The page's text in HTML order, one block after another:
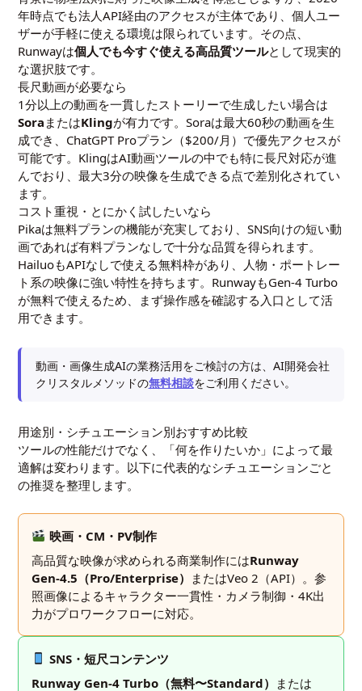
年時点でも法人API経由のアクセスが主体であり、個人ユー
ザーが手軽に使える環境は限られています。その点、
Runwayは個人でも今すぐ使える高品質ツールとして現実的
な選択肢です。
長尺動画が必要なら
1分以上の動画を一貫したストーリーで生成したい場合は
Sora またはKlingが有力です。Soraは最大60秒の動画を生
成でき、ChatGPT Proプラン（$200/月）で優先アクセスが
可能です。KlingはAI動画ツールの中でも特に長尺対応が進
んでおり、最大3分の映像を生成できる点で差別化されてい
ます。
コスト重視・とにかく試したいなら
Pikaは無料プランの機能が充実しており、SNS向けの短い動
画であれば有料プランなしで十分な品質を得られます。
HailuoもAPIなしで使える無料枠があり、人物・ポートレー
ト系の映像に強い特性を持ちます。RunwayもGen-4 Turbo
が無料で使えるため、まず操作感を確認する入口として活
用できます。
動画・画像生成AIの業務活用をご検討の方は、AI開発会社
クリスタルメソッドの無料相談をご利用ください。
用途別・シチュエーション別おすすめ比較
ツールの性能だけでなく、「何を作りたいか」によって最
適解は変わります。以下に代表的なシチュエーションごと
の推奨を整理します。
映画・CM・PV制作
高品質な映像が求められる商業制作にはRunway
Gen-4.5（Pro/Enterprise） またはVeo 2（API）。参
照画像によるキャラクター一貫性・カメラ制御・4K出
力がプロワークフローに対応。
SNS・短尺コンテンツ
Runway Gen-4 Turbo（無料〜Standard） または